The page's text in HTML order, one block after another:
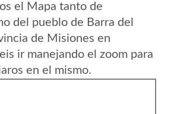
el Mapa tanto de
del pueblo de Barra del
de Misiones en
ir manejando el zoom para
en el mismo.